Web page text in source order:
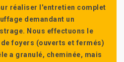
réaliser l'entretien complet
demandant un
Nous effectuons le
foyers (ouverts et fermés)
a granulé, cheminée, mais